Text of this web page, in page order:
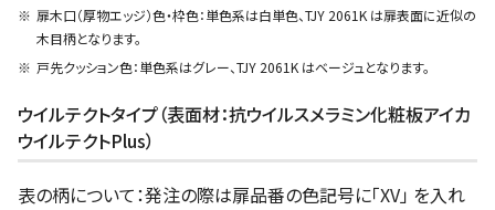
扉木口（厚物エッジ）色・枠色：単色系は白単色、TJY 2061K は扉表面に近似の
木目柄となります。
戸先クッション色：単色系はグレー、TJY 2061K はベージュとなります。
ウイルテクトタイプ（表面材：抗ウイルスメラミン化粧板アイカ
ウイルテクトPlus）
表の柄について：発注の際は扉品番の色記号に「XV」 を入れ